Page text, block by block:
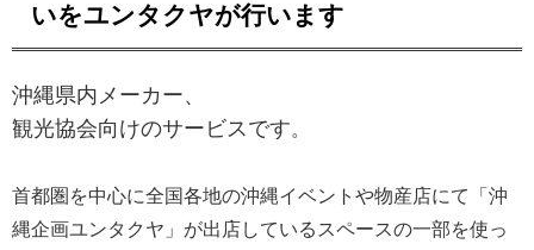
いをユンタクヤが行います
沖縄県内メーカー、
観光協会向けのサービスです
首都圏を中心に全国各地の沖縄イベントや物産店にて「沖
縄企画ユンタクヤ」が出店しているスペースの一部を使っ